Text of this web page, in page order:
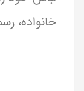
خانواده،